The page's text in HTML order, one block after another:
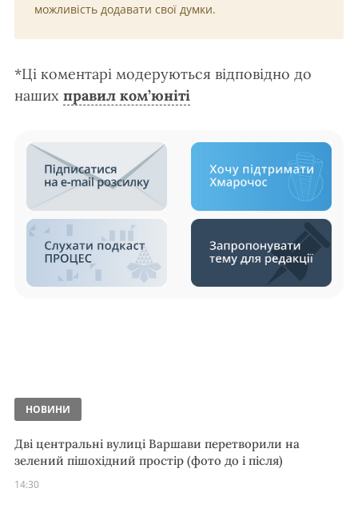
можливість додавати свої думки.
*Ці коментарі модеруються відповідно до
наших правил ком’юніті
НОВИНИ
Дві центральні вулиці Варшави перетворили на
зелений пішохідний простір (фото до і після)
14:30